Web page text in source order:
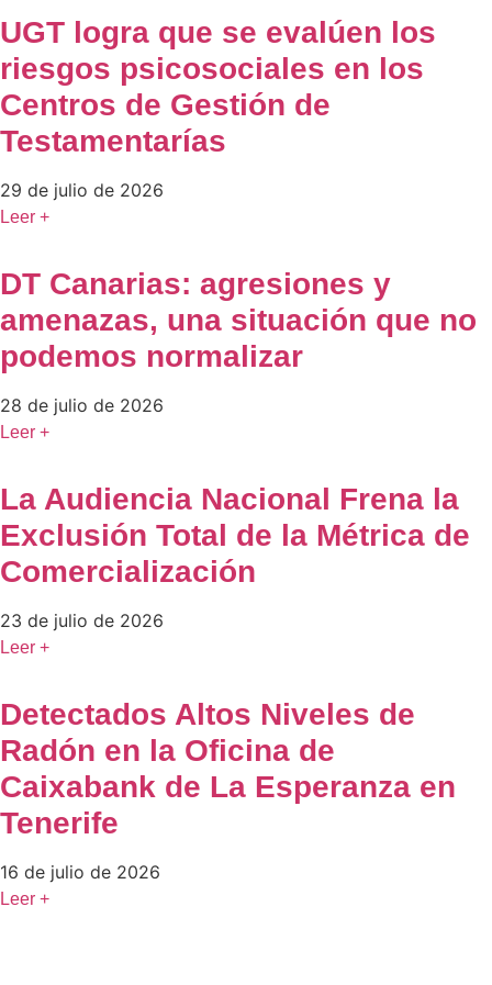
UGT logra que se evalúen los
riesgos psicosociales en los
Centros de Gestión de
Testamentarías
29 de julio de 2026
Leer +
DT Canarias: agresiones y
amenazas, una situación que no
podemos normalizar
28 de julio de 2026
Leer +
La Audiencia Nacional Frena la
Exclusión Total de la Métrica de
Comercialización
23 de julio de 2026
Leer +
Detectados Altos Niveles de
Radón en la Oficina de
Caixabank de La Esperanza en
Tenerife
16 de julio de 2026
Leer +